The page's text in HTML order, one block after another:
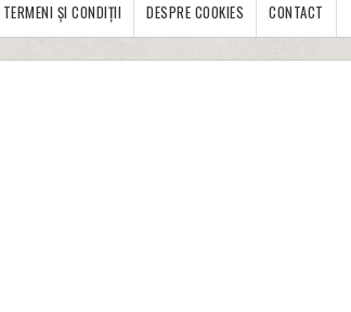
TERMENI ȘI CONDIȚII DESPRE COOKIES CONTACT